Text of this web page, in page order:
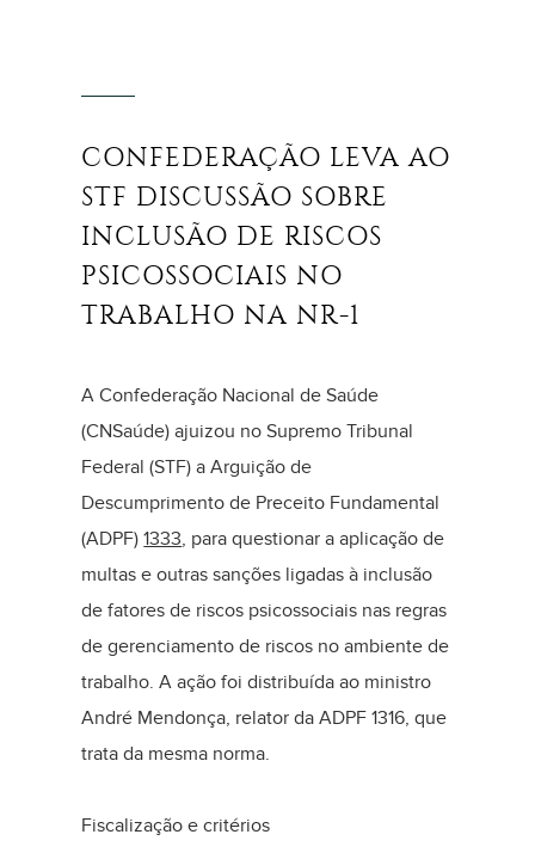
CONFEDERAÇÃO LEVA AO
STF DISCUSSÃO SOBRE
INCLUSÃO DE RISCOS
PSICOSSOCIAIS NO
TRABALHO NA NR-1
A Confederação Nacional de Saúde
(CNSaúde) ajuizou no Supremo Tribunal
Federal (STF) a Arguição de
Descumprimento de Preceito Fundamental
(ADPF)1333, para questionar a aplicação de
multas e outras sanções ligadas à inclusão
de fatores de riscos psicossociais nas regras
de gerenciamento de riscos no ambiente de
trabalho. A ação foi distribuída ao ministro
André Mendonça, relator da ADPF 1316, que
trata da mesma norma.
Fiscalização e critérios